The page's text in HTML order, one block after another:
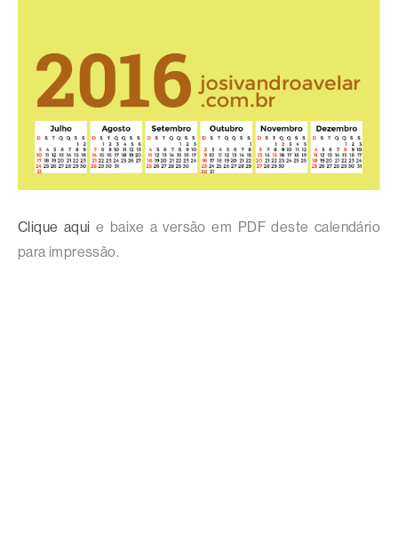
Clique aqui e baixe a versão em PDF deste calendário
para impressão.